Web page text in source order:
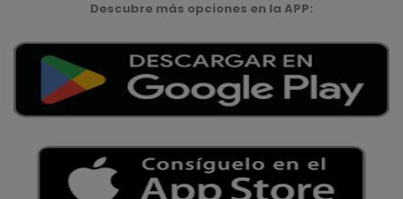
Descubre más opciones en la APP: